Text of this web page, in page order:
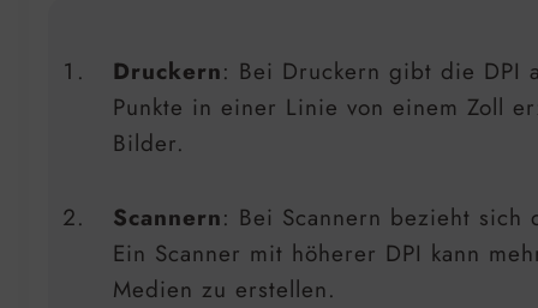
Druckern: Bei Druckern gibt die DPI
Punkte in einer Linie von einem Zoll
Bilder.
Scannern: Bei Scannern bezieht sich
Ein Scanner mit höherer DPI kann
Medien zu erstellen.